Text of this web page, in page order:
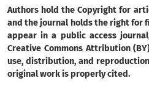
Authors hold the Copyright for
and the journal holds the right for
appear in a public access
Creative Commons Attribution
use, distribution, and
original work is properly cited.